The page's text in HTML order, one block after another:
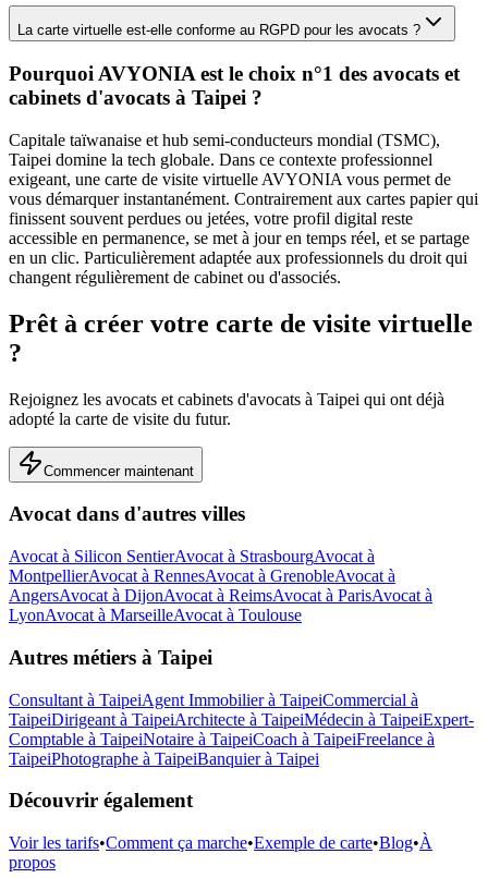
La carte virtuelle est-elle conforme au RGPD pour les avocats ?
Pourquoi AVYONIA est le choix n°1 des avocats et
cabinets d'avocats à Taipei ?
Capitale taïwanaise et hub semi-conducteurs mondial (TSMC),
Taipei domine la tech globale. Dans ce contexte professionnel
exigeant, une carte de visite virtuelle AVYONIA vous permet de
vous démarquer instantanément. Contrairement aux cartes papier qui
finissent souvent perdues ou jetées, votre profil digital reste
accessible en permanence, se met à jour en temps réel, et se partage
en un clic. Particulièrement adaptée aux professionnels du droit qui
changent régulièrement de cabinet ou d'associés.
Prêt à créer votre carte de visite virtuelle
?
Rejoignez les avocats et cabinets d'avocats à Taipei qui ont déjà
adopté la carte de visite du futur.
Commencer maintenant
Avocatdans d'autres villes
Avocat à Silicon SentierAvocat à StrasbourgAvocat à
MontpellierAvocat à RennesAvocat à GrenobleAvocat à
AngersAvocat à DijonAvocat à ReimsAvocat à ParisAvocat à
LyonAvocat à MarseilleAvocat à Toulouse
Autres métiers à Taipei
Consultant à TaipeiAgent Immobilierà TaipeiCommercial à
TaipeiDirigeant à TaipeiArchitecte à TaipeiMédecin à TaipeiExpert-
Comptable à TaipeiNotaire à TaipeiCoach à TaipeiFreelance à
TaipeiPhotographe à TaipeiBanquierà Taipei
Découvrir également
Voir les tarifs•Comment ça marche•Exemple de carte•Blog•À
propos